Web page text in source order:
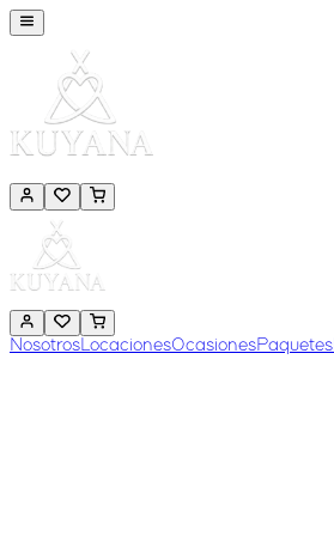
Nosotros LocacionesOcasionesPaquetes